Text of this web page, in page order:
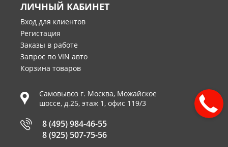
ЛИЧНЫЙ КАБИНЕТ
Вход для клиентов
Регистация
Заказы в работе
Запрос по VIN авто
Корзина товаров
Самовывоз г. Москва, Можайское
шоссе, д.25, этаж 1, офис 119/3
8 (495) 984-46-55
8 (925) 507-75-56